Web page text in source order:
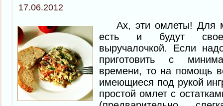
17.06.2012
Ах, эти омлеты! Для
есть и будут
выручалочкой. Если
приготовить с
времени, то на помощь
имеющиеся под рукой
простой омлет с